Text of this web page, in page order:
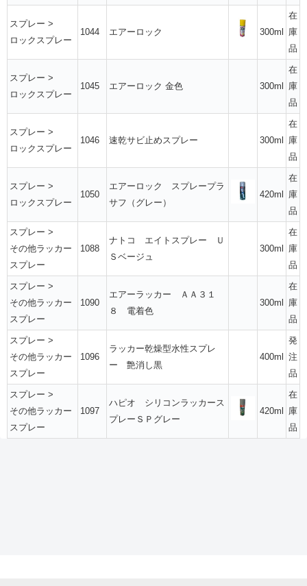
スプレー >
ロックスプレー
1044 エアーロック 300ml
在
庫
品
スプレー >
ロックスプレー
1045 エアーロック 金色 300ml
在
庫
品
スプレー >
ロックスプレー
1046 速乾サビ止めスプレー 300ml
在
庫
品
スプレー >
ロックスプレー
1050
エアーロック スプレープラ
サフ（グレー）
420ml
在
庫
品
スプレー >
その他ラッカー
スプレー
1088
ナトコ エイトスプレー Ｕ
Ｓベージュ
300ml
在
庫
品
スプレー >
その他ラッカー
スプレー
1090
エアーラッカー ＡＡ３１
８ 電着色
300ml
在
庫
品
スプレー >
その他ラッカー
スプレー
1096
ラッカー乾燥型水性スプレ
ー 艶消し黒
400ml
発
注
品
スプレー >
その他ラッカー
スプレー
1097
ハピオ シリコンラッカース
プレーＳＰグレー
420ml
在
庫
品